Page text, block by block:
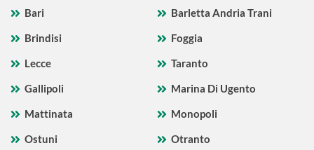
Bari
Barletta Andria Trani
Brindisi
Foggia
Lecce
Taranto
Gallipoli
Marina Di Ugento
Mattinata
Monopoli
Ostuni
Otranto